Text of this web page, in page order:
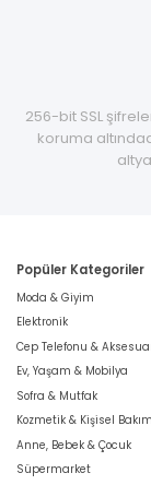
256-bit SSL
koruma
Popüler Kategoriler
Moda & Giyim
Elektronik
Cep Telefonu &
Ev, Yaşam & Mobilya
Sofra & Mutfak
Kozmetik & Kişisel Bakım
Anne, Bebek & Çocuk
Süpermarket